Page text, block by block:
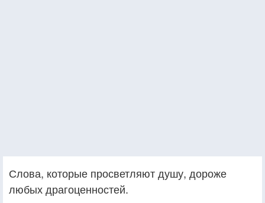
Слова, которые просветляют душу, дороже
любых драгоценностей.